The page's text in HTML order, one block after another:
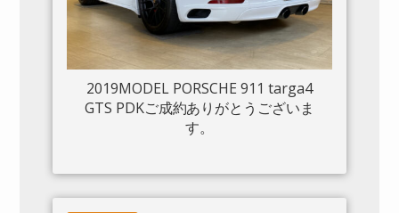
2019MODEL PORSCHE 911 targa4
GTS PDKご成約ありがとうございま
す。